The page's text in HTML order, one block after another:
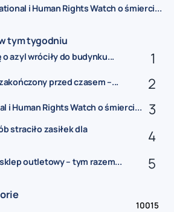
i Human Rights Watch o śmierci...
tym tygodniu
azyl wróciły do budynku...
przed czasem –...
i Human Rights Watch o śmierci...
straciło zasiłek dla
outletowy – tym razem...
10015